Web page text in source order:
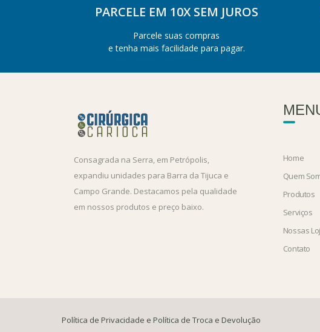
PARCELE EM 10X SEM JUROS
Parcele suas compras
e tenha mais facilidade para pagar.
Consagrada na Serra, em Petrópolis,
expandiu unidades para Barra da Tijuca e
Campo Grande. Destacamos pela qualidade
em nossos produtos e preço baixo.
Home
Quem
Produtos
Serviços
Nossas
Contato
Política de Privacidade e Política de Troca e Devolução